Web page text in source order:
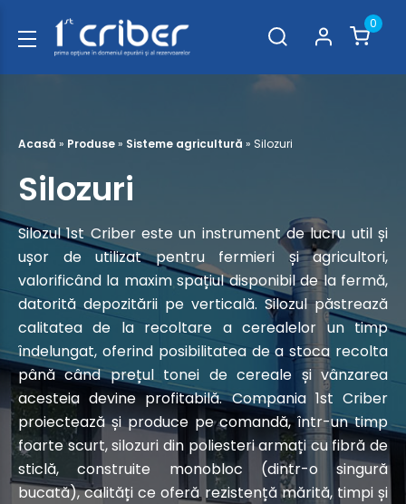
0
Acasă » Produse» Sisteme agricultură » Silozuri
Silozuri
Silozul 1st Criber este un instrument de lucru util și
ușor de utilizat pentru fermieri și agricultori,
valorificând la maxim spațiul disponibil de la fermă,
datorită depozitării pe verticală. Silozul păstrează
calitatea de la recoltare a cerealelor un timp
îndelungat, oferind posibilitatea de a stoca recolta
până când prețul tonei de cereale și vânzarea
acesteia devine profitabilă. Compania 1st Criber
proiectează și produce pe comandă, într-un timp
foarte scurt, silozuri din poliesteri armați cu fibră de
sticlă, construite monobloc (dintr-o singură
bucată), calități ce oferă rezistență mărită, timpi și